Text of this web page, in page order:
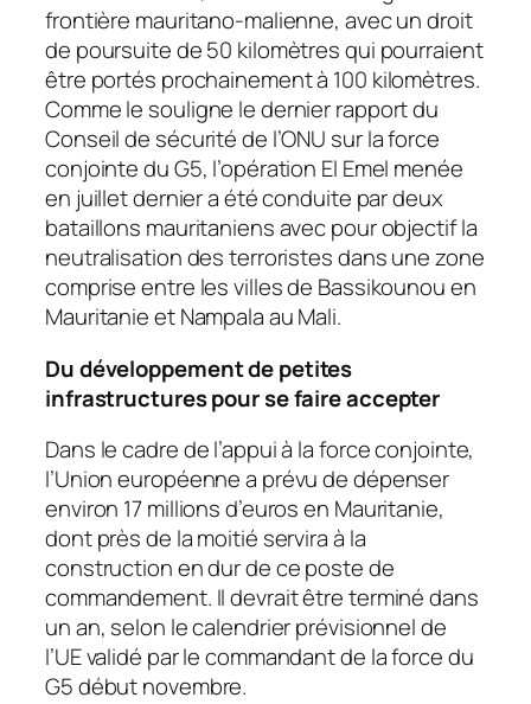
frontière mauritano-malienne, avec un droit
de poursuite de 50 kilomètres qui pourraient
être portés prochainement à 100 kilomètres.
Comme le souligne le dernier rapport du
Conseil de sécurité de l’ONU sur la force
conjointe du G5, l’opération El Emel menée
en juillet dernier a été conduite par deux
bataillons mauritaniens avec pour objectif la
neutralisation des terroristes dans une zone
comprise entre les villes de Bassikounou en
Mauritanie et Nampala au Mali.
Du développement de petites
infrastructures pour se faire accepter
Dans le cadre de l’appui à la force conjointe,
l’Union européenne a prévu de dépenser
environ 17 millions d’euros en Mauritanie,
dont près de la moitié servira à la
construction en dur de ce poste de
commandement. Il devrait être terminé dans
un an, selon le calendrier prévisionnel de
l’UE validé par le commandant de la force du
G5 début novembre.